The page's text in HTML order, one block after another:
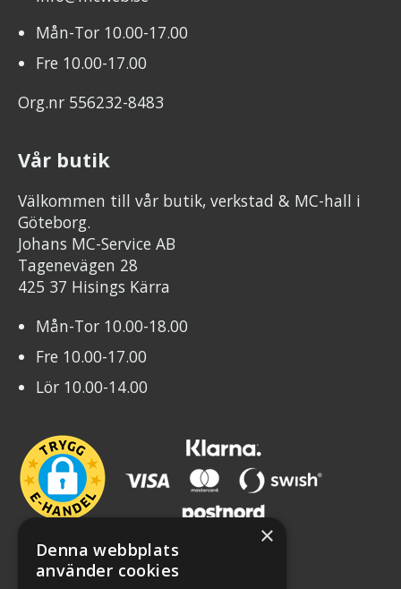
Mån-Tor 10.00-17.00
Fre 10.00-17.00
Org.nr 556232-8483
Vår butik
Välkommen till vår butik, verkstad & MC-hall i
Göteborg.
Johans MC-Service AB
Tagenevägen 28
425 37 Hisings Kärra
Mån-Tor 10.00-18.00
Fre 10.00-17.00
Lör 10.00-14.00
×
Denna webbplats
använder cookies